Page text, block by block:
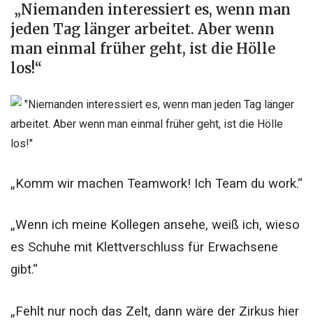
„Niemanden interessiert es, wenn man
jeden Tag länger arbeitet. Aber wenn
man einmal früher geht, ist die Hölle
los!“
„Komm wir machen Teamwork! Ich Team du work.“
„Wenn ich meine Kollegen ansehe, weiß ich, wieso
es Schuhe mit Klettverschluss für Erwachsene
gibt.“
„Fehlt nur noch das Zelt, dann wäre der Zirkus hier